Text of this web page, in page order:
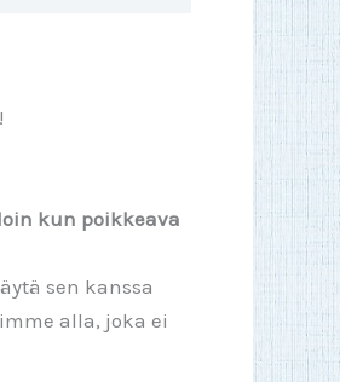
kun poikkeava
sen kanssa
alla, joka ei